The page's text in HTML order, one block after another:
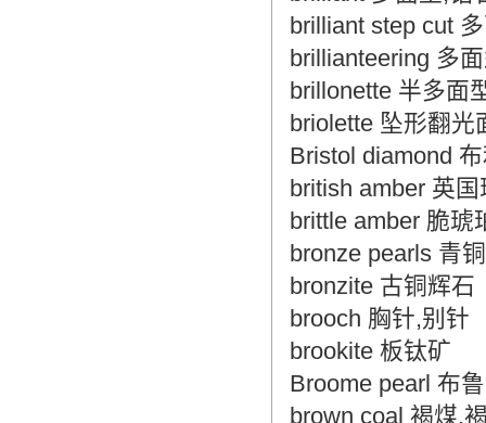
brilliant step cut
brillianteering 多
brillonette 半多面
briolette 坠形翻光
Bristol diamond
british amber 英国
brittle amber 脆琥
bronze pearls 青
bronzite 古铜辉石
brooch 胸针,别针
brookite 板钛矿
Broome pearl 布
brown coal 褐煤,